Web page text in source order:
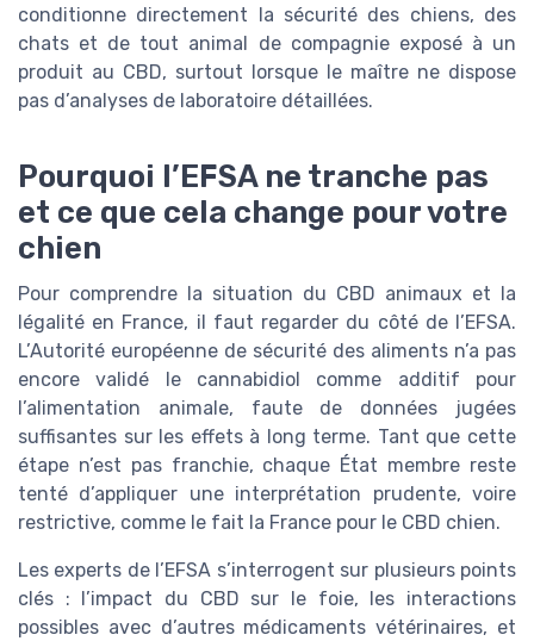
conditionne directement la sécurité des chiens, des
chats et de tout animal de compagnie exposé à un
produit au CBD, surtout lorsque le maître ne dispose
pas d’analyses de laboratoire détaillées.
Pourquoi l’EFSA ne tranche pas
et ce que cela change pour votre
chien
Pour comprendre la situation du CBD animaux et la
légalité en France, il faut regarder du côté de l’EFSA.
L’Autorité européenne de sécurité des aliments n’a pas
encore validé le cannabidiol comme additif pour
l’alimentation animale, faute de données jugées
suffisantes sur les effets à long terme. Tant que cette
étape n’est pas franchie, chaque État membre reste
tenté d’appliquer une interprétation prudente, voire
restrictive, comme le fait la France pour le CBD chien.
Les experts de l’EFSA s’interrogent sur plusieurs points
clés : l’impact du CBD sur le foie, les interactions
possibles avec d’autres médicaments vétérinaires, et